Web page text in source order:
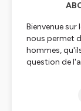
Bienvenue
nous permet
hommes,
question de
Pour suivre